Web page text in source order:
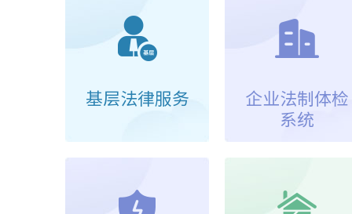
基层法律服务
企业法制体检
系统